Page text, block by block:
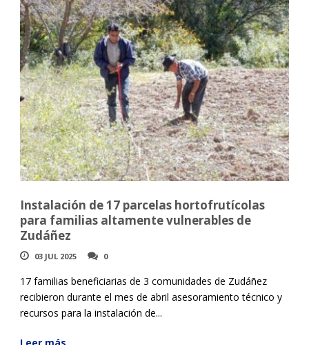
Instalación de 17 parcelas hortofrutícolas
para familias altamente vulnerables de
Zudáñez
03 JUL 2025 0
17 familias beneficiarias de 3 comunidades de Zudáñez
recibieron durante el mes de abril asesoramiento técnico y
recursos para la instalación de...